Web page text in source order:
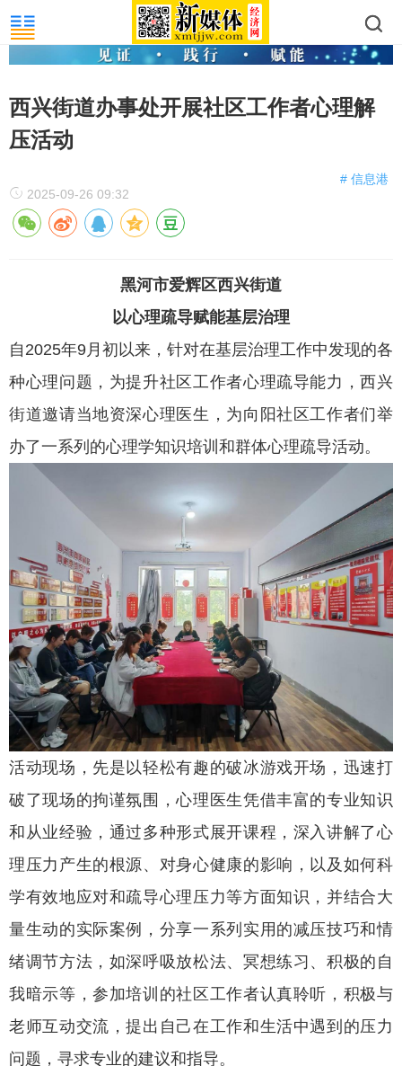
西兴街道办事处开展社区工作者心理解
压活动​
# 信息港
2025-09-26 09:32
黑河市爱辉区西兴街道
以心理疏导赋能基层治理
自2025年9月初以来，针对在基层治理工作中发现的各
种心理问题，为提升社区工作者心理疏导能力，西兴
街道邀请当地资深心理医生，为向阳社区工作者们举
办了一系列的心理学知识培训和群体心理疏导活动。
活动现场，先是以轻松有趣的破冰游戏开场，迅速打
破了现场的拘谨氛围，心理医生凭借丰富的专业知识
和从业经验，通过多种形式展开课程，深入讲解了心
理压力产生的根源、对身心健康的影响，以及如何科
学有效地应对和疏导心理压力等方面知识，并结合大
量生动的实际案例，分享一系列实用的减压技巧和情
绪调节方法，如深呼吸放松法、冥想练习、积极的自
我暗示等，参加培训的社区工作者认真聆听，积极与
老师互动交流，提出自己在工作和生活中遇到的压力
问题，寻求专业的建议和指导。